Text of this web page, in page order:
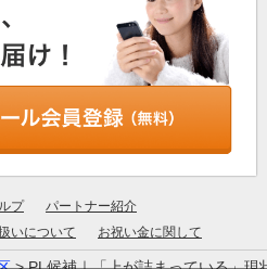
プ
パートナー紹介
いについて お祝い金に関して